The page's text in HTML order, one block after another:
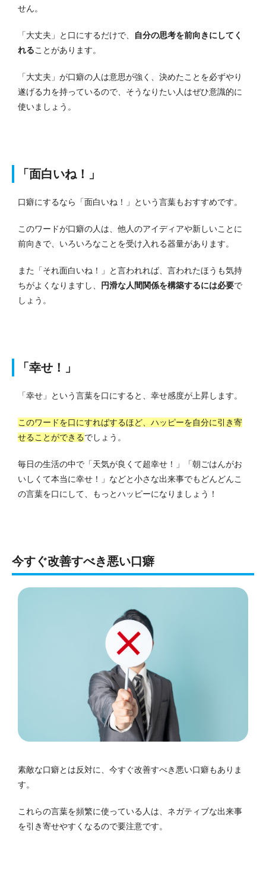
せん。
「大丈夫」と口にするだけで、
自分の思考を前向きにしてく
れることがあります。
「大丈夫」が口癖の人は意思が強く、決めたことを必ずやり
遂げる力を持っているので、そうなりたい人はぜひ意識的に
使いましょう。
「面白いね！」
口癖にするなら「面白いね！」という言葉もおすすめです。
このワードが口癖の人は、他人のアイディアや新しいことに
前向きで、いろいろなことを受け入れる器量があります。
また「それ面白いね！」と言われれば、言われたほうも気持
ちがよくなりますし、
円滑な人間関係を構築するには必要で
しょう。
「幸せ！」
「幸せ」という言葉を口にすると、幸せ感度が上昇します。
このワードを口にすればするほど、ハッピーを自分に引き寄
せることができるでしょう。
毎日の生活の中で「天気が良くて超幸せ！」「朝ごはんがお
いしくて本当に幸せ！」などと小さな出来事でもどんどんこ
の言葉を口にして、もっとハッピーになりましょう！
今すぐ改善すべき悪い口癖
素敵な口癖とは反対に、今すぐ改善すべき悪い口癖もありま
す。
これらの言葉を頻繁に使っている人は、ネガティブな出来事
を引き寄せやすくなるので要注意です。